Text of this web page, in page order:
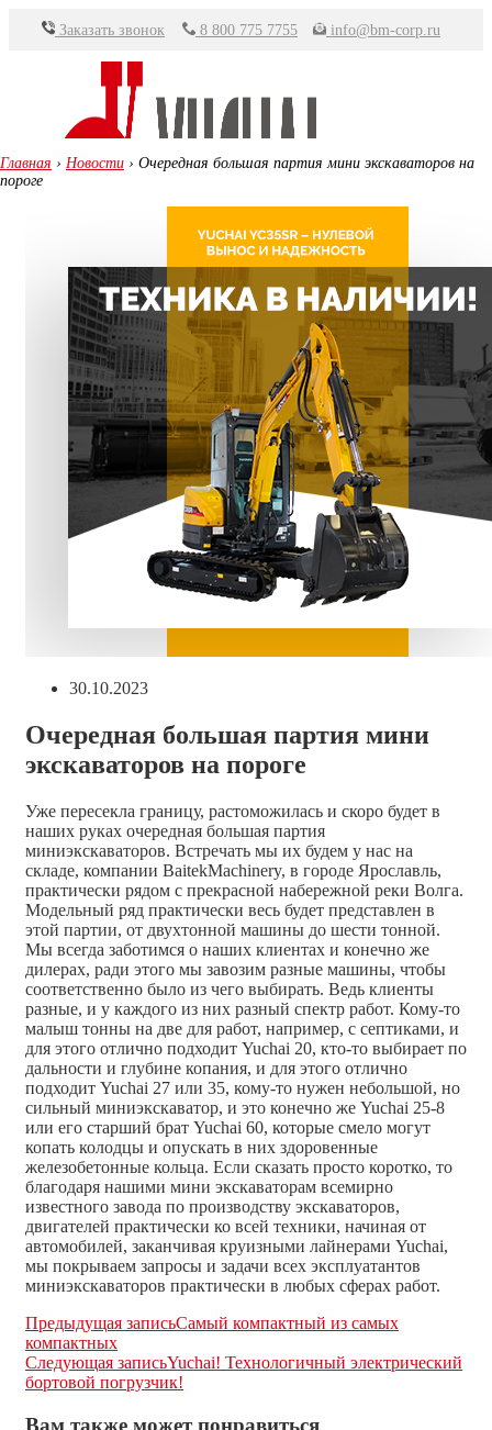
Перейти
Заказать звонок 8 800 775 7755 info@bm-corp.ru
Главная › Новости › Очередная большая партия мини экскаваторов на
пороге
Запись
30.10.2023
Очередная большая партия мини
экскаваторов на пороге
Уже пересекла границу, растоможилась и скоро будет в
наших руках очередная большая партия
миниэкскаваторов. Встречать мы их будем у нас на
складе, компании BaitekMachinery, в городе Ярославль,
практически рядом с прекрасной набережной реки Волга.
Модельный ряд практически весь будет представлен в
этой партии, от двухтонной машины до шести тонной.
Мы всегда заботимся о наших клиентах и конечно же
дилерах, ради этого мы завозим разные машины, чтобы
соответственно было из чего выбирать. Ведь клиенты
разные, и у каждого из них разный спектр работ. Кому-то
малыш тонны на две для работ, например, с септиками, и
для этого отлично подходит Yuchai 20, кто-то выбирает по
дальности и глубине копания, и для этого отлично
подходит Yuchai 27 или 35, кому-то нужен небольшой, но
сильный миниэкскаватор, и это конечно же Yuchai 25-8
или его старший брат Yuchai 60, которые смело могут
копать колодцы и опускать в них здоровенные
железобетонные кольца. Если сказать просто коротко, то
благодаря нашими мини экскаваторам всемирно
известного завода по производству экскаваторов,
двигателей практически ко всей техники, начиная от
автомобилей, заканчивая круизными лайнерами Yuchai,
мы покрываем запросы и задачи всех эксплуатантов
миниэкскаваторов практически в любых сферах работ.
Еще
статьи
Предыдущая записьСамый компактный из самых
компактных
Следующая записьYuchai! Технологичный электрический
бортовой погрузчик!
Вам также может понравиться